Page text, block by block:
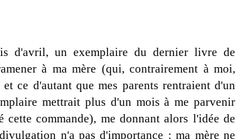
d'avril, un exemplaire du dernier livre de
à ma mère (qui, contrairement à moi,
ce d'autant que mes parents rentraient d'un
mettrait plus d'un mois à me parvenir
commande), me donnant alors l'idée de
n'a pas d'importance : ma mère ne